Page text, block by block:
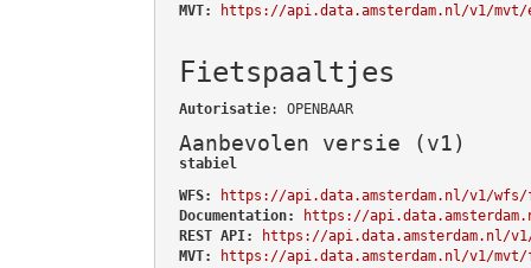
MVT:
https://api.data.amsterdam.nl/v1/mvt/
Fietspaaltjes
Autorisatie: OPENBAAR
Aanbevolen versie (v1)
stabiel
WFS:
https://api.data.amsterdam.nl/v1/
Documentation:
https://
REST API:
https://api.data.amsterdam.nl/
MVT:
https://api.data.amsterdam.nl/v1/